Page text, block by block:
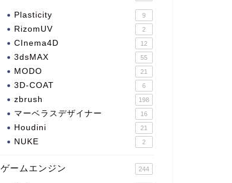
Plasticity 9
RizomUV 2
CInema4D 12
3dsMAX 55
MODO 21
3D-COAT 6
zbrush 198
マーベラスデザイナー 16
Houdini 21
NUKE 2
ゲームエンジン 244